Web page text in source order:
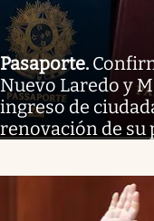
Pasaporte.
Nuevo Laredo y
ingreso de
renovación de su